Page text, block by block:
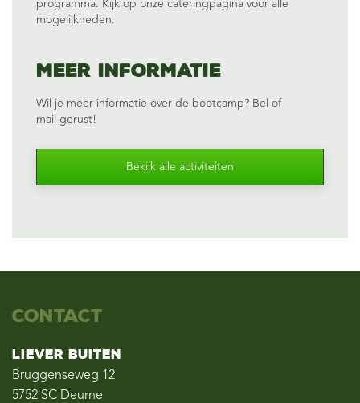
programma. Kijk op onze cateringpagina voor alle
mogelijkheden.
Meer informatie
Wil je meer informatie over de bootcamp? Bel of
mail
gerust!
Bekijk alle activiteiten
Contact
Liever Buiten
Bruggenseweg 12
5752 SC Deurne